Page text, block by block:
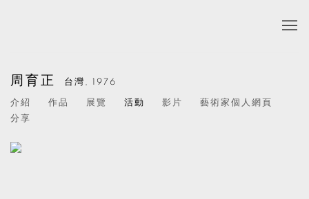
周育正 台灣, 1976
介紹 作品 展覽 活動 影片
藝術家個人網頁
分享